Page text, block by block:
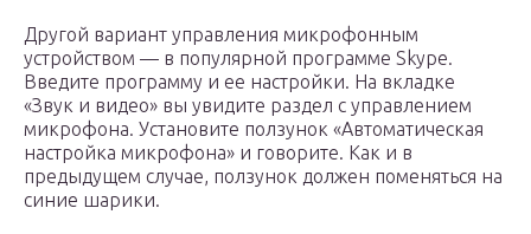
Другой вариант управления микрофонным
устройством — в популярной программе Skype.
Введите программу и ее настройки. На вкладке
«Звук и видео» вы увидите раздел с управлением
микрофона. Установите ползунок «Автоматическая
настройка микрофона» и говорите. Как и в
предыдущем случае, ползунок должен поменяться на
синие шарики.